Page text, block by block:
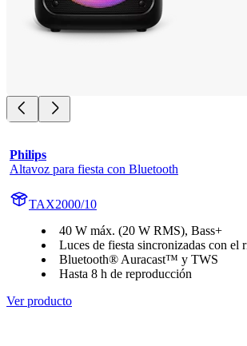
Philips
Altavoz para fiesta con Bluetooth
TAX2000/10
40 W máx. (20 W RMS), Bass+
Luces de fiesta sincronizadas con el
Bluetooth® Auracast™ y TWS
Hasta 8 h de reproducción
Ver producto